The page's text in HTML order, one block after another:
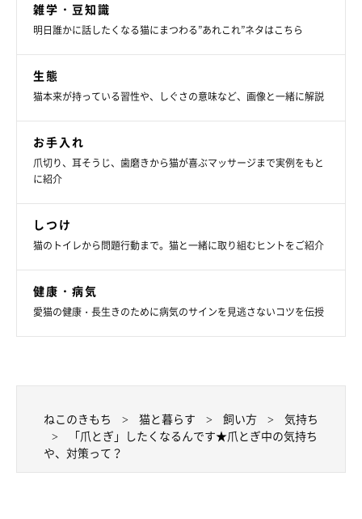
あげてくださいね。
出典／「ねこのきもち」16年7月号『爪とぎしたくなるココロ
は？』
※写真はアプリ「まいにちのいぬ・ねこのきもち」にご投稿いた
だいたものです。
※記事と写真に関連性はありませんので予めご了承ください。
雑学・豆知識
明日誰かに話したくなる猫にまつわる”あれこれ”ネタはこちら
生態
猫本来が持っている習性や、しぐさの意味など、画像と一緒に解説
お手入れ
爪切り、耳そうじ、歯磨きから猫が喜ぶマッサージまで実例をもと
に紹介
しつけ
猫のトイレから問題行動まで。猫と一緒に取り組むヒントをご紹介
健康・病気
愛猫の健康・長生きのために病気のサインを見逃さないコツを伝授
ねこのきもち 猫と暮らす 飼い方
気持ち
「爪とぎ」したくなるんです★爪とぎ中の気持ち
や、対策って？